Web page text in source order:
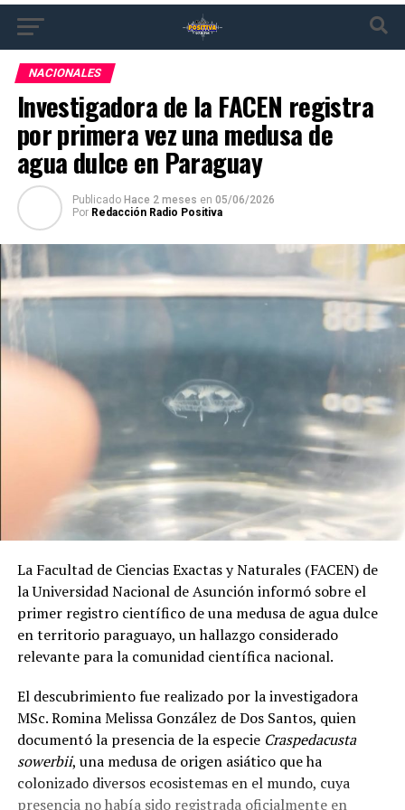
NACIONALES
Investigadora de la FACEN registra
por primera vez una medusa de
agua dulce en Paraguay
Publicado Hace 2 meses en 05/06/2026
Por Redacción Radio Positiva
La Facultad de Ciencias Exactas y Naturales (FACEN) de
la Universidad Nacional de Asunción informó sobre el
primer registro científico de una medusa de agua dulce
en territorio paraguayo, un hallazgo considerado
relevante para la comunidad científica nacional.
El descubrimiento fue realizado por la investigadora
MSc. Romina Melissa González de Dos Santos, quien
documentó la presencia de la especie Craspedacusta
sowerbii, una medusa de origen asiático que ha
colonizado diversos ecosistemas en el mundo, cuya
presencia no había sido registrada oficialmente en